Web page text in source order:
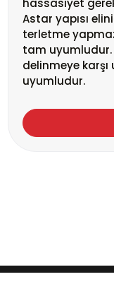
hassasiyet
Astar yapısı
terletme
tam uyumludur.
delinmeye karşı
uyumludur.